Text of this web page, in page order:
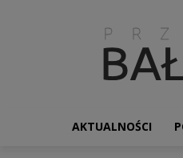
AKTUALNOŚCI